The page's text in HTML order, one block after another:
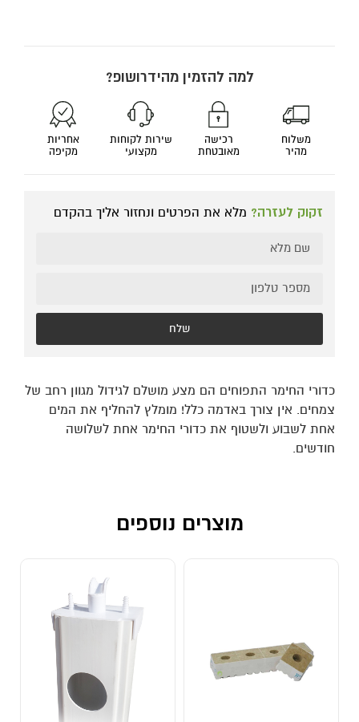
למה להזמין מהידרושופ?
משלוח
מהיר
רכישה
מאובטחת
שירות לקוחות
מקצועי
אחריות
מקיפה
זקוק לעזרה? מלא את הפרטים ונחזור אליך בהקדם
שלח
כדורי החימר התפוחים הם מצע מושלם לגידול מגוון רחב של
צמחים. אין צורך באדמה כלל! מומלץ להחליף את המים
אחת לשבוע ולשטוף את כדורי החימר אחת לשלושה
חודשים.
מוצרים נוספים